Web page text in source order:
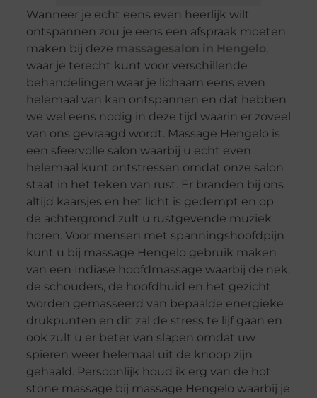
Wanneer je echt eens even heerlijk wilt
ontspannen zou je eens een afspraak moeten
maken bij deze massagesalon in Hengelo,
waar je terecht kunt voor verschillende
behandelingen waar je lichaam eens even
helemaal van kan ontspannen en dat hebben
we wel eens nodig in deze tijd waarin er zoveel
van ons gevraagd wordt. Massage Hengelo is
een sfeervolle salon waarbij u echt even
helemaal kunt ontstressen omdat onze salon
staat in het teken van rust. Er branden bij ons
altijd kaarsjes en het licht is gedempt en op
de achtergrond zult u rustgevende muziek
horen. Voor mensen met spanningshoofdpijn
kunt u bij massage Hengelo gebruik maken
van een Indiase hoofdmassage waarbij de nek,
de schouders, de hoofdhuid en het gezicht
worden gemasseerd van bepaalde energieke
drukpunten en dit zal de stress te lijf gaan en
ook zult u er beter van slapen omdat uw
spieren weer helemaal uit de knoop zijn
gehaald. Persoonlijk houd ik erg van de hot
stone massage bij massage Hengelo waarbij je